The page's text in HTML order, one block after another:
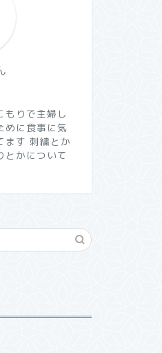
もりで主婦し
めに食事に気
ます 刺繍とか
とかについて